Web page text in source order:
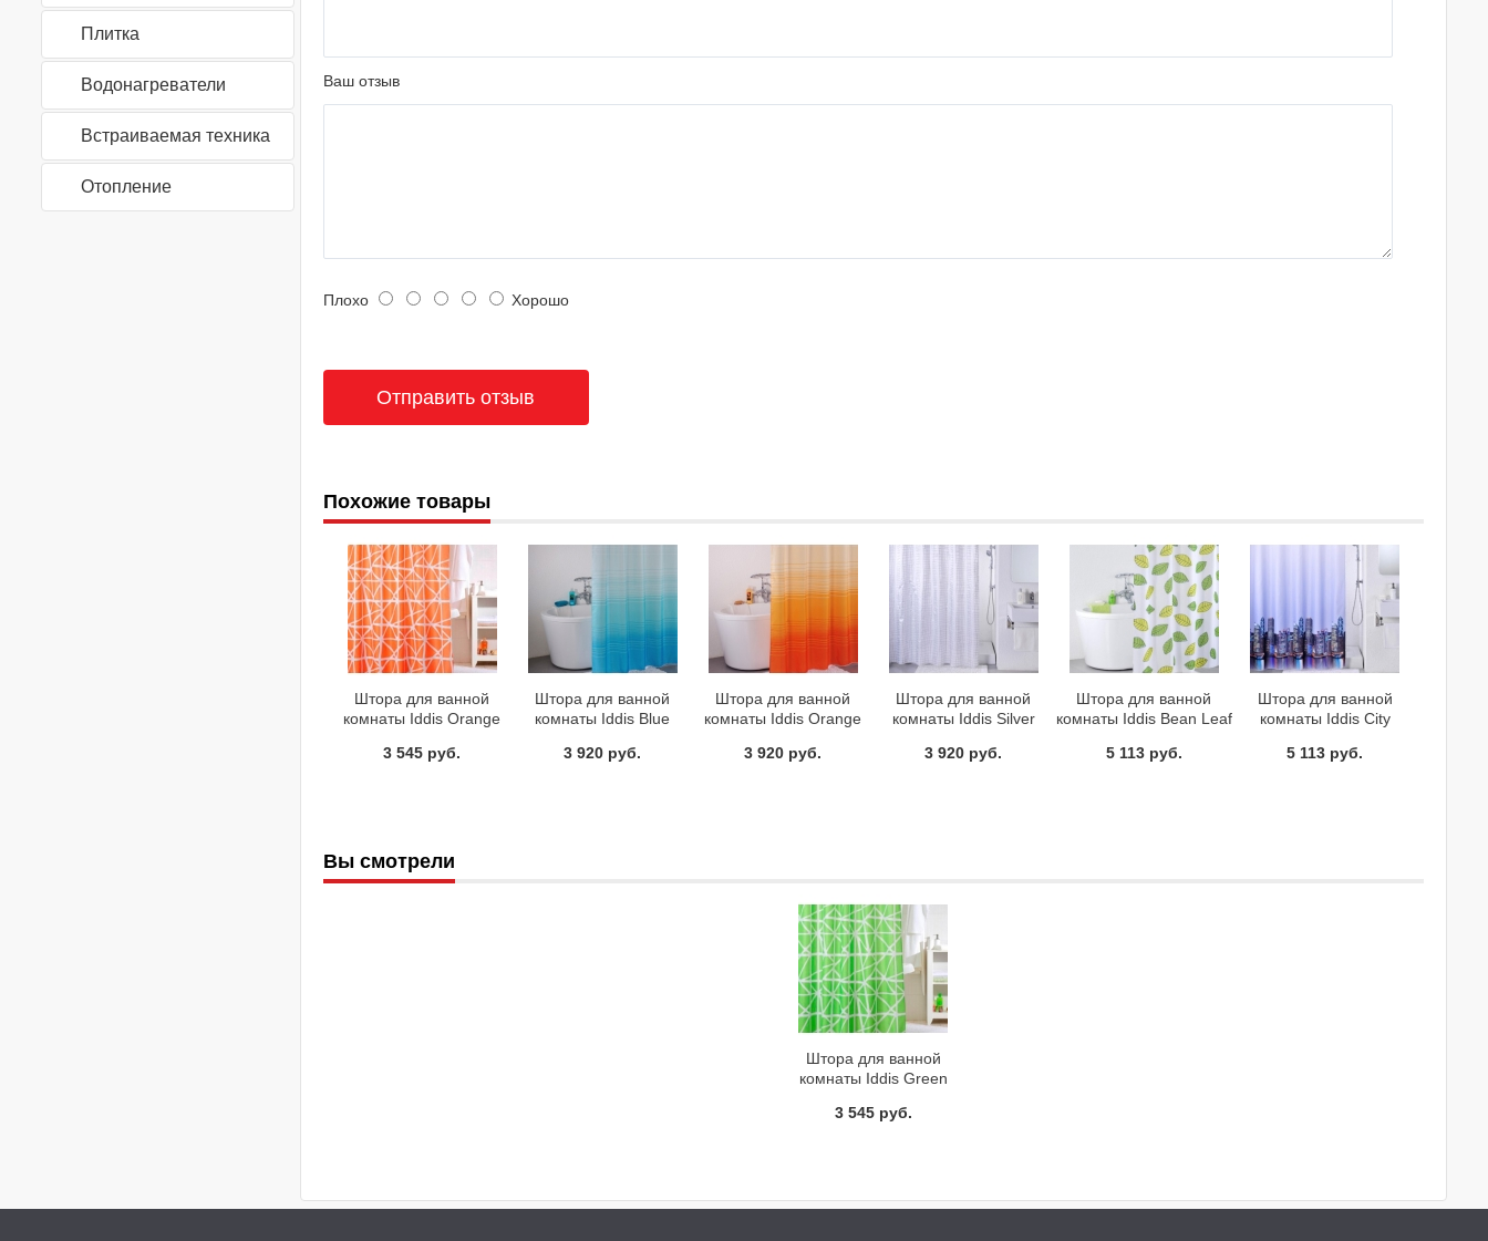
Плитка
Водонагреватели
Встраиваемая техника
Отопление
Ваш отзыв
Плохо Хорошо
Похожие товары
Штора для ванной
комнаты Iddis Orange
3 545 руб.
Штора для ванной
комнаты Iddis Blue
3 920 руб.
Штора для ванной
комнаты Iddis Orange
3 920 руб.
Штора для ванной
комнаты Iddis Silver
3 920 руб.
Штора для ванной
комнаты Iddis Bean Leaf
5 113 руб.
Штора для ванной
комнаты Iddis City
5 113 руб.
Вы смотрели
Штора для ванной
комнаты Iddis Green
3 545 руб.